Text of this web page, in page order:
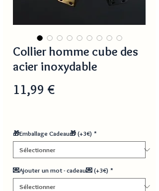
Collier homme cube des
acier inoxydable
11,99 €Prix
🎁Emballage Cadeau🎁 (+3€) *
💌Ajouter un mot - cadeau💌 (+3€) *